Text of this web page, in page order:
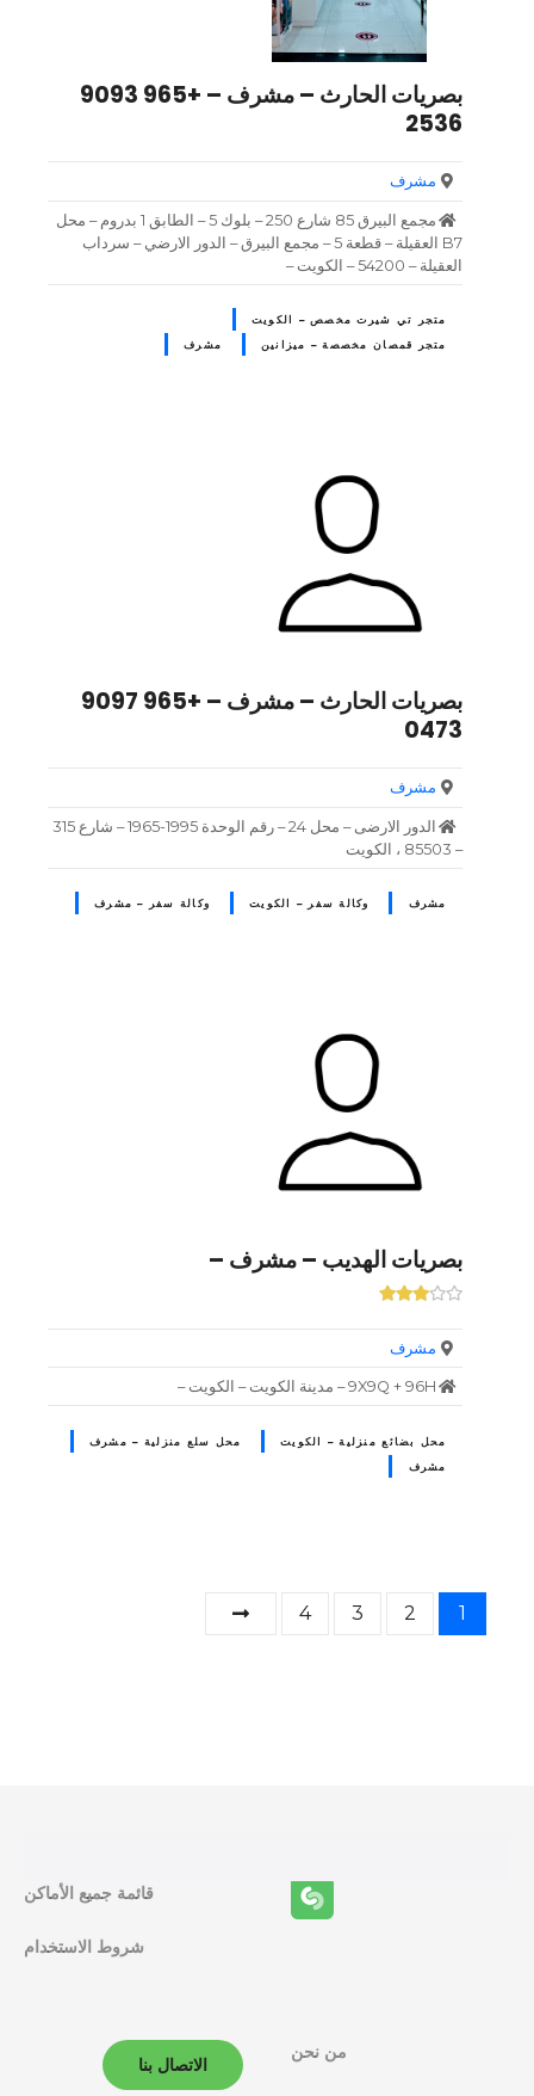
بصريات الحارث – مشرف – +965 9093
2536
مشرف
مجمع البيرق 85 شارع 250 – بلوك 5 – الطابق 1 بدروم – محل
B7 العقيلة – قطعة 5 – مجمع البيرق – الدور الارضي – سرداب
العقيلة – 54200 – الكويت –
متجر تي شيرت مخصص – الكويت
متجر قمصان مخصصة – ميزانين
مشرف
بصريات الحارث – مشرف – +965 9097
0473
مشرف
الدور الارضى – محل 24 – رقم الوحدة 1995-1965 – شارع 315
– 85503 ، الكويت
مشرف وكالة سفر – الكويت وكالة سفر – مشرف
بصريات الهديب – مشرف –
مشرف
9X9Q + 96H – مدينة الكويت – الكويت –
محل بضائع منزلية – الكويت
محل سلع منزلية – مشرف
مشرف
1
2
3
4
قائمة جميع الأماكن
شروط الاستخدام
من نحن
الاتصال بنا